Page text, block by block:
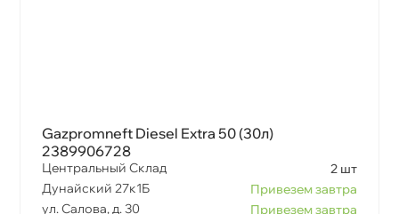
Gazpromneft Diesel Extra 50 (30л)
2389906728
Центральный Склад
2 шт
Дунайский 27к1Б
Привезем завтра
ул. Салова, д. 30
Привезем завтра